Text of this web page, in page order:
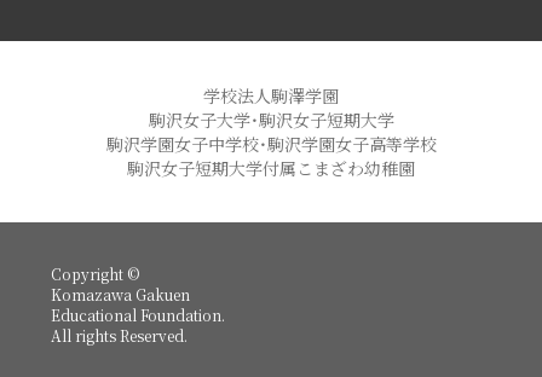
学校法人駒澤学園
駒沢女子大学・駒沢女子短期大学
駒沢学園女子中学校・駒沢学園女子高等学校
駒沢女子短期大学付属こまざわ幼稚園
Copyright ©
Komazawa Gakuen
Educational Foundation.
All rights Reserved.